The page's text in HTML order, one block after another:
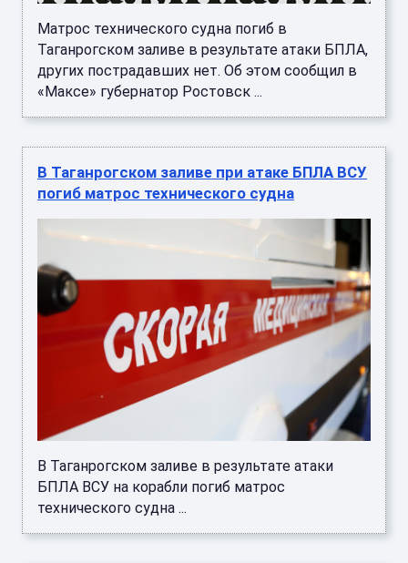
Матрос технического судна погиб в
Таганрогском заливе в результате атаки БПЛА,
других пострадавших нет. Об этом сообщил в
«Максе» губернатор Ростовск ...
В Таганрогском заливе при атаке БПЛА ВСУ
погиб матрос технического судна
В Таганрогском заливе в результате атаки
БПЛА ВСУ на корабли погиб матрос
технического судна ...